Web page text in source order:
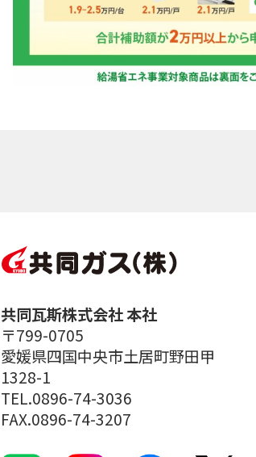
共同瓦斯株式会社 本社
〒799-0705
愛媛県四国中央市土居町野田甲
1328-1
TEL.0896-74-3036
FAX.0896-74-3207